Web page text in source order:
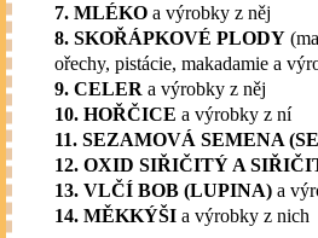
7. MLÉKO a výrobky z něj
8. SKOŘÁPKOVÉ PLODY
ořechy, pistácie, makadamie a
9. CELER a výrobky z něj
10. HOŘČICE a výrobky z ní
11. SEZAMOVÁ SEMENA
12. OXID SIŘIČITÝ A
13. VLČÍ BOB (LUPINA) a
14. MĚKKÝŠI a výrobky z nich